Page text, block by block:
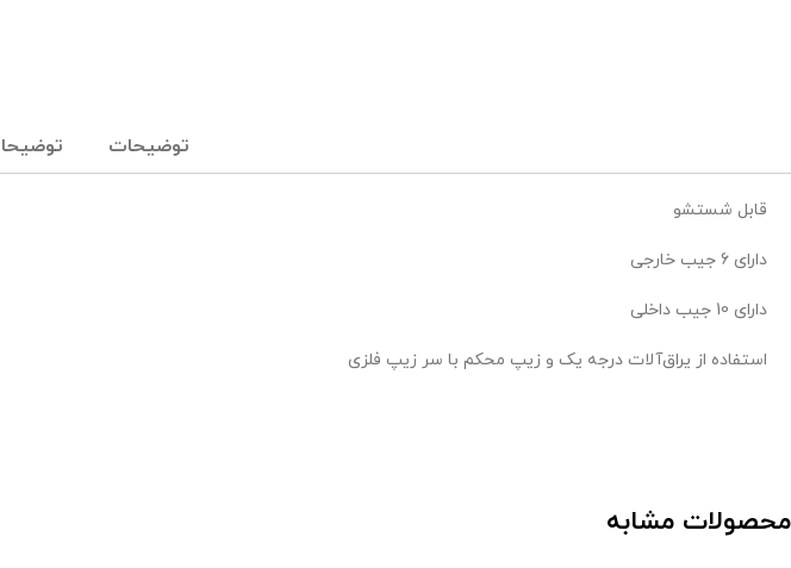
توضیحات
قابل شستشو
دارای 6 جیب خارجی
دارای 10 جیب داخلی
استفاده از یراق‌آلات درجه یک و زیپ محکم با سر زیپ فلزی
محصولات مشابه